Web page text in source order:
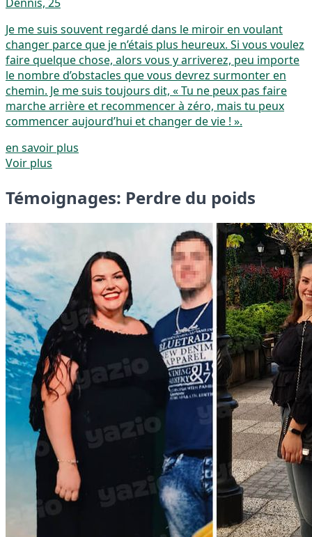
Je me suis souvent regardé dans le miroir en voulant
changer parce que je n’étais plus heureux. Si vous voulez
faire quelque chose, alors vous y arriverez, peu importe
le nombre d’obstacles que vous devrez surmonter en
chemin. Je me suis toujours dit, « Tu ne peux pas faire
marche arrière et recommencer à zéro, mais tu peux
commencer aujourd’hui et changer de vie ! ».
en savoir plus
Voir plus
Témoignages: Perdre du poids